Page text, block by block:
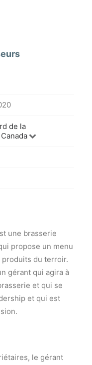
de la
une brasserie
propose un menu
du terroir.
gérant qui agira à
et qui se
et qui est
le gérant